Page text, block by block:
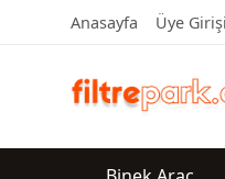
Anasayfa Üye Girişi